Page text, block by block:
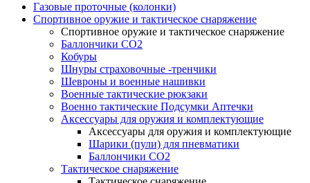
Газовые проточные (колонки)
Спортивное оружие и тактическое снаряжение
Спортивное оружие и тактическое снаряжение
Баллончики CO2
Кобуры
Шнуры страховочные -тренчики
Шевроны и военные нашивки
Военные тактические рюкзаки
Военно тактические Подсумки Аптечки
Аксессуары для оружия и комплектующие
Аксессуары для оружия и комплектующие
Шарики (пули) для пневматики
Баллончики CO2
Тактическое снаряжение